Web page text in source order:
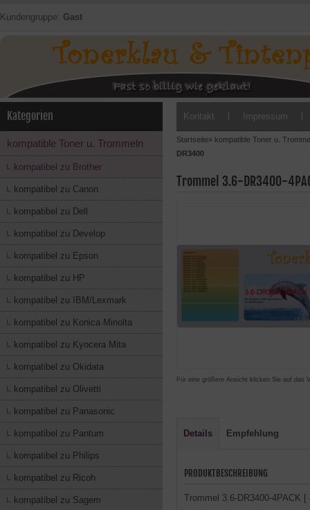
Kundengruppe: Gast
Kategorien
kompatible Toner u. Trommeln
kompatibel zu Brother
kompatibel zu Canon
kompatibel zu Dell
kompatibel zu Develop
kompatibel zu Epson
kompatibel zu HP
kompatibel zu IBM/Lexmark
kompatibel zu Konica Minolta
kompatibel zu Kyocera Mita
kompatibel zu Okidata
kompatibel zu Olivetti
kompatibel zu Panasonic
kompatibel zu Pantum
kompatibel zu Philips
kompatibel zu Ricoh
kompatibel zu Sagem
Kontakt Impressum
Startseite» kompatible Toner u.
DR3400
Trommel 3.6-DR3400-
Für eine größere Ansicht klicken Sie auf das
Details Empfehlung
PRODUKTBESCHREIBUNG
Trommel 3.6-DR3400-4PACK